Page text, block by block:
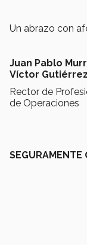
Un abrazo con
Juan
Víctor
Rector de
de Operaciones
SEGURAMENTE